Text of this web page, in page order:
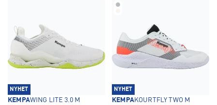
NYHET
KEMPAWING LITE 3.0 M
NYHET
KEMPAKOURTFLY TWO M